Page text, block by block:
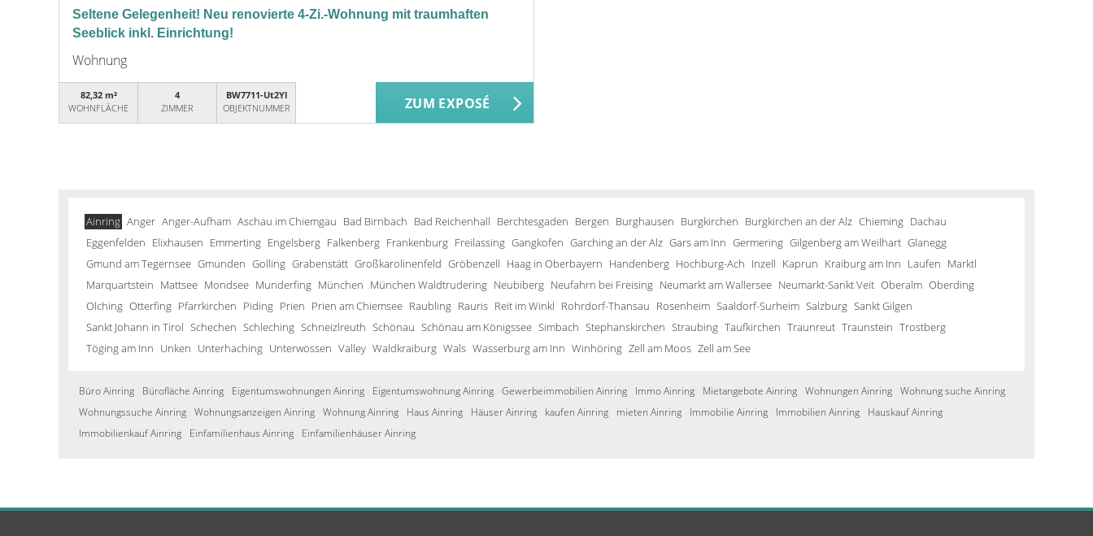
Seltene Gelegenheit! Neu renovierte 4-Zi.-Wohnung mit traumhaften
Seeblick inkl. Einrichtung!
Wohnung
82,32 m²
WOHNFLÄCHE
4
ZIMMER
BW7711-Ut2Yl
OBJEKTNUMMER
ZUM EXPOSÉ
Ainring Anger Anger-Aufham Aschau im Chiemgau Bad Birnbach Bad Reichenhall Berchtesgaden Bergen Burghausen Burgkirchen Burgkirchen an der Alz Chieming Dachau
Eggenfelden Elixhausen Emmerting Engelsberg Falkenberg Frankenburg Freilassing Gangkofen Garching an der Alz Gars am Inn Germering Gilgenberg am Weilhart Glanegg
Gmund am Tegernsee Gmunden Golling Grabenstätt Großkarolinenfeld Gröbenzell Haag in Oberbayern Handenberg Hochburg-Ach Inzell Kaprun Kraiburg am Inn Laufen Marktl
Marquartstein Mattsee Mondsee Munderfing München München Waldtrudering Neubiberg Neufahrn bei Freising Neumarkt am Wallersee Neumarkt-Sankt Veit Oberalm Oberding
Olching Otterfing Pfarrkirchen Piding Prien Prien am Chiemsee Raubling Rauris Reit im Winkl Rohrdorf-Thansau Rosenheim Saaldorf-Surheim Salzburg Sankt Gilgen
Sankt Johann in Tirol Schechen Schleching Schneizlreuth Schönau Schönau am Königssee Simbach Stephanskirchen Straubing Taufkirchen Traunreut Traunstein Trostberg
Töging am Inn Unken Unterhaching Unterwössen Valley Waldkraiburg Wals Wasserburg am Inn Winhöring Zell am Moos Zell am See
Büro Ainring Bürofläche Ainring Eigentumswohnungen Ainring Eigentumswohnung Ainring Gewerbeimmobilien Ainring Immo Ainring Mietangebote Ainring Wohnungen Ainring Wohnung suche Ainring
Wohnungssuche Ainring Wohnungsanzeigen Ainring Wohnung Ainring Haus Ainring Häuser Ainring kaufen Ainring mieten Ainring Immobilie Ainring Immobilien Ainring
Hauskauf Ainring
Immobilienkauf Ainring
Einfamilienhaus Ainring Einfamilienhäuser Ainring